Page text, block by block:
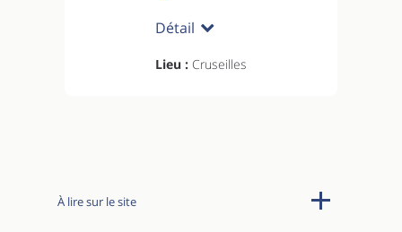
Détail
Lieu : Cruseilles
À lire sur le site